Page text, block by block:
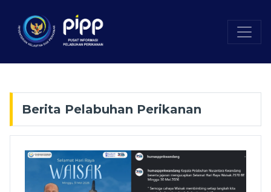
Berita Pelabuhan Perikanan